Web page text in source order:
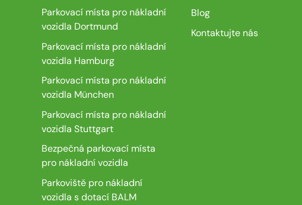
Parkovací místa pro nákladní
vozidla Dortmund
Parkovací místa pro nákladní
vozidla Hamburg
Parkovací místa pro nákladní
vozidla München
Parkovací místa pro nákladní
vozidla Stuttgart
Bezpečná parkovací místa
pro nákladní vozidla
Parkoviště pro nákladní
vozidla s dotací BALM
Blog
Kontaktujte nás